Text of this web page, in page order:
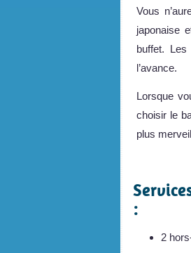
Vous
japonaise
buffet.
l’avance.
Lorsque
choisir le
plus
:
2